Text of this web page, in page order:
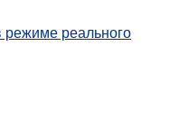
режиме реального